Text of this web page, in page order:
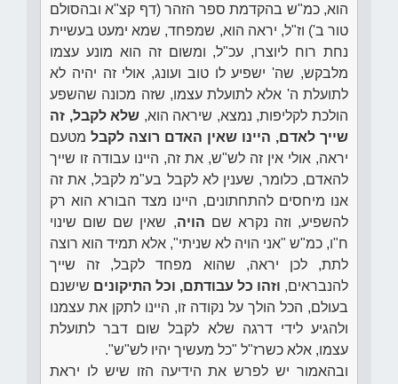
הוא, כמ"ש בהקדמת ספר הזהר (דף קצ"א ובהסולם
טור ב') וז"ל, יראה הוא, שמפחד, שמא ימעט בעשיית
נחת רוח ליוצרו, עכ"ל, ומשום זה הוא מונע עצמו
מלבקש, שה' ישפיע לו טוב ועונג, אולי זה יהיה לא
לתועלת ה' אלא לתועלת עצמו, שזה מכונה שהשפע
הולכת לקליפות, נמצא, שיראה הוא, שלא לקבל, זה
שייך לאדם, היינו שאין האדם רוצה לקבל מטעם
יראה, אולי אין זה לש"ש, את זה, היינו עבודה זו שייך
להאדם, כלומר, שענין לא לקבל בע"מ לקבל, את זה
אנו מיחסים להתחתונים, היינו מצד הבורא הוא רק
להשפיע, וזה נקרא שם הויה, שאין שם שום שינוי
ח"ו, כמ"ש "אני הויה לא שניתי", אלא תמיד הוא רוצה
לתת, לכן יראה, שהוא מפחד לקבל, זה שייך
להנבראים, וזהו כל עבודתם, וכל התיקונים שישנם
בעולם, הכל הולך על נקודה זו, היינו לתקן את עצמנו
ולהגיע לידי דרגה שלא לקבל שום דבר לתועלת
עצמו, אלא כשרז"ל "כל מעשיך יהיו לש"ש".
ובהאמור יש לפרש את הידיעה הזו שיש לו יראת